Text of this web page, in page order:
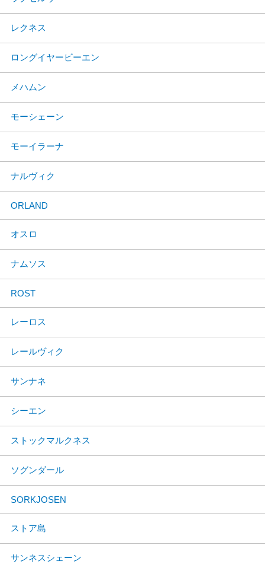
レクネス
ロングイヤービーエン
メハムン
モーシェーン
モーイラーナ
ナルヴィク
ORLAND
オスロ
ナムソス
ROST
レーロス
レールヴィク
サンナネ
シーエン
ストックマルクネス
ソグンダール
SORKJOSEN
ストア島
サンネスシェーン